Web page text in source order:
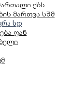
ქბს
მართვა სშმ
სდ
ფან